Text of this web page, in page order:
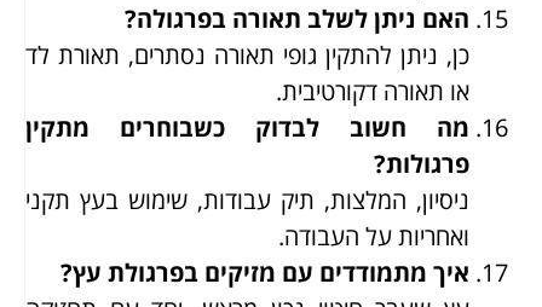
האם ניתן לשלב תאורה בפרגולה?
כן, ניתן להתקין גופי תאורה נסתרים, תאורת לד
או תאורה דקורטיבית.
מה חשוב לבדוק כשבוחרים מתקין
פרגולות?
ניסיון, המלצות, תיק עבודות, שימוש בעץ תקני
ואחריות על העבודה.
איך מתמודדים עם מזיקים בפרגולת עץ?